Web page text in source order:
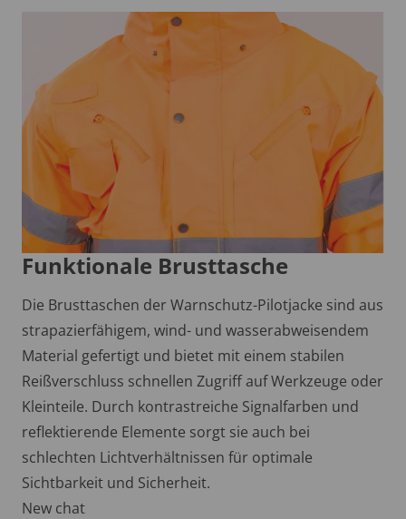
Funktionale Brusttasche
Die Brusttaschen der Warnschutz-Pilotjacke sind aus
strapazierfähigem, wind- und wasserabweisendem
Material gefertigt und bietet mit einem stabilen
Reißverschluss schnellen Zugriff auf Werkzeuge oder
Kleinteile. Durch kontrastreiche Signalfarben und
reflektierende Elemente sorgt sie auch bei
schlechten Lichtverhältnissen für optimale
Sichtbarkeit und Sicherheit.
New chat